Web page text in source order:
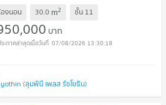
งนอน 30.0 m2 ชั้น 11
บาท
07/08/2026 13:30:18
(ลุมพินี เพลส รัชโยธิน)